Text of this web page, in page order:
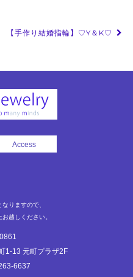
【手作り結婚指輪】♡Y＆K♡
Access
りますので、
越しください。
1-13 元町プラザ2F
6637